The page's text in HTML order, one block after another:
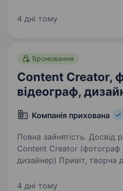
у сучасному етно-стилі,
4 дні тому
Бронювання
Content Creator,
відеограф,
Компанія прихована
Повна зайнятість. Досвід
Content Creator (фотограф
дизайнер) Привіт,
а дадуть їм життя? Де
4 дні тому